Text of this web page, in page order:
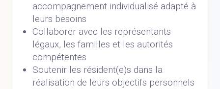
accompagnement individualisé adapté à
leurs besoins
Collaborer avec les représentants
légaux, les familles et les autorités
compétentes
Soutenir les résident(e)s dans la
réalisation de leurs objectifs personnels